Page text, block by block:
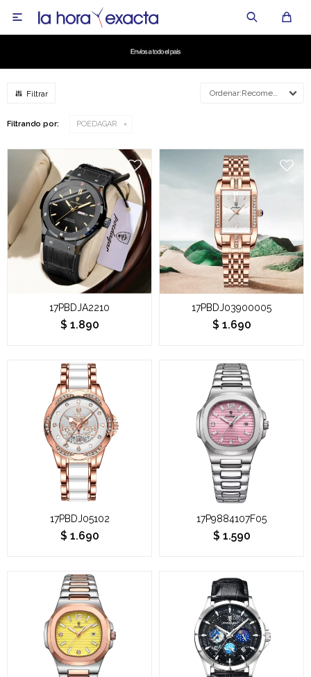

Recomendados
Filtrando por: POEDAGAR
17PBDJA2210
$ 1.890
17PBDJ03900005
$ 1.690
17PBDJ05102
$ 1.690
17P9884107F05
$ 1.590